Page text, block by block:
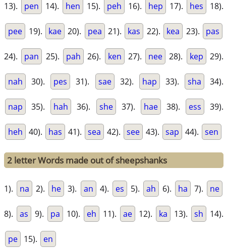
13). pen 14). hen 15). peh 16). hep 17). hes 18).
pee 19). kae 20). pea 21). kas 22). kea 23). pas
24). pan 25). pah 26). ken 27). nee 28). kep 29).
nah 30). pes 31). sae 32). hap 33). sha 34).
nap 35). hah 36). she 37). hae 38). ess 39).
heh 40). has 41). sea 42). see 43). sap 44). sen
2 letter Words made out of sheepshanks
1). na 2). he 3). an 4). es 5). ah 6). ha 7). ne
8). as 9). pa 10). eh 11). ae 12). ka 13). sh 14).
pe 15). en